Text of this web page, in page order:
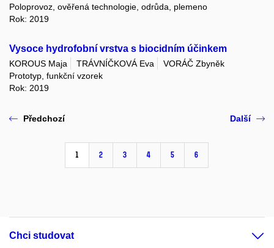
Poloprovoz, ověřená technologie, odrůda, plemeno
Rok: 2019
Vysoce hydrofobní vrstva s biocidním účinkem
KOROUS Maja TRÁVNÍČKOVÁ Eva
VORÁČ Zbyněk
Prototyp, funkční vzorek
Rok: 2019
Předchozí
1 2 3 4 5 6
Další
Chci studovat